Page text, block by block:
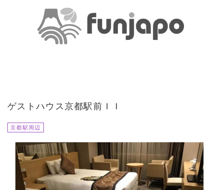
ゲストハウス京都駅前ＩＩ
京都駅周辺